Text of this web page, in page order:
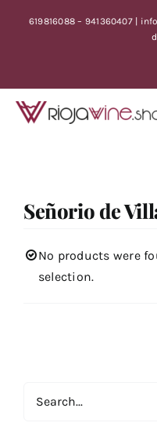
619816088 – 941360407 |
VINOS OFERTA CON
BLOG
CONTACTO
Señorio de
No products were
selection.